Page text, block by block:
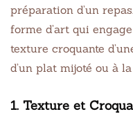
préparation d’un
forme d’art qui
texture croquante
d’un plat mijoté ou à
1. Texture et